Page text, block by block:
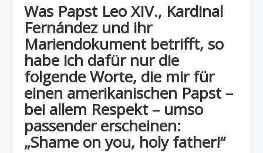
Was Papst Leo XIV., Kardinal
Fernández und ihr
Mariendokument betrifft, so
habe ich dafür nur die
folgende Worte, die mir für
einen amerikanischen Papst –
bei allem Respekt – umso
passender erscheinen:
„Shame on you, holy father!“